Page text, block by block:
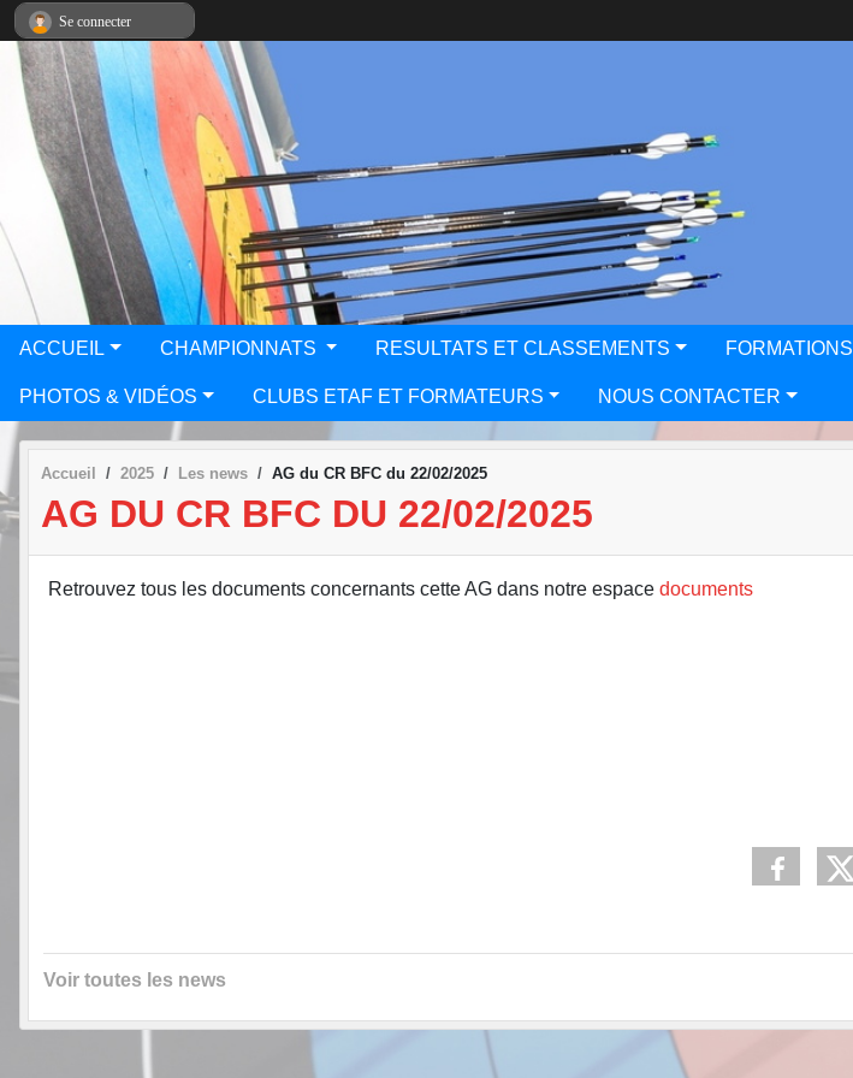
ACCUEIL CHAMPIONNATS RESULTATS ET CLASSEMENTS FORMATIONS
PHOTOS & VIDÉOS CLUBS ETAF ET FORMATEURS NOUS CONTACTER
Accueil 2025 Les news AG du CR BFC du 22/02/2025
AG DU CR BFC DU 22/02/2025
Retrouvez tous les documents concernants cette AG dans notre espace documents
Voir toutes les news
Se connecter
Panneau de gestion des cookies